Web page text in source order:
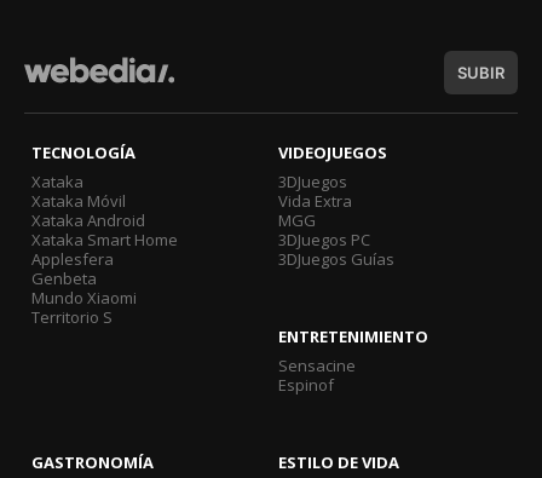
SUBIR
TECNOLOGÍA
Xataka
Xataka Móvil
Xataka Android
Xataka Smart Home
Applesfera
Genbeta
Mundo Xiaomi
Territorio S
VIDEOJUEGOS
3DJuegos
Vida Extra
MGG
3DJuegos PC
3DJuegos Guías
ENTRETENIMIENTO
Sensacine
Espinof
GASTRONOMÍA
ESTILO DE VIDA